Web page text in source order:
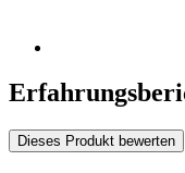
Dieses Produkt bewerten